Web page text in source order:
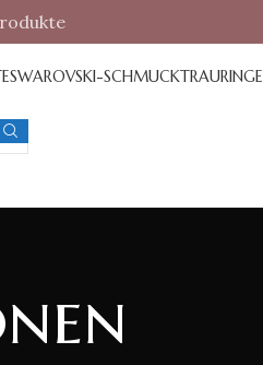
SWAROVSKI-SCHMUCKTRAURINGE